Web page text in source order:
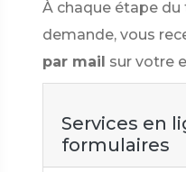
À chaque étape
demande, vous
par mail sur votre
Services en
formulaires